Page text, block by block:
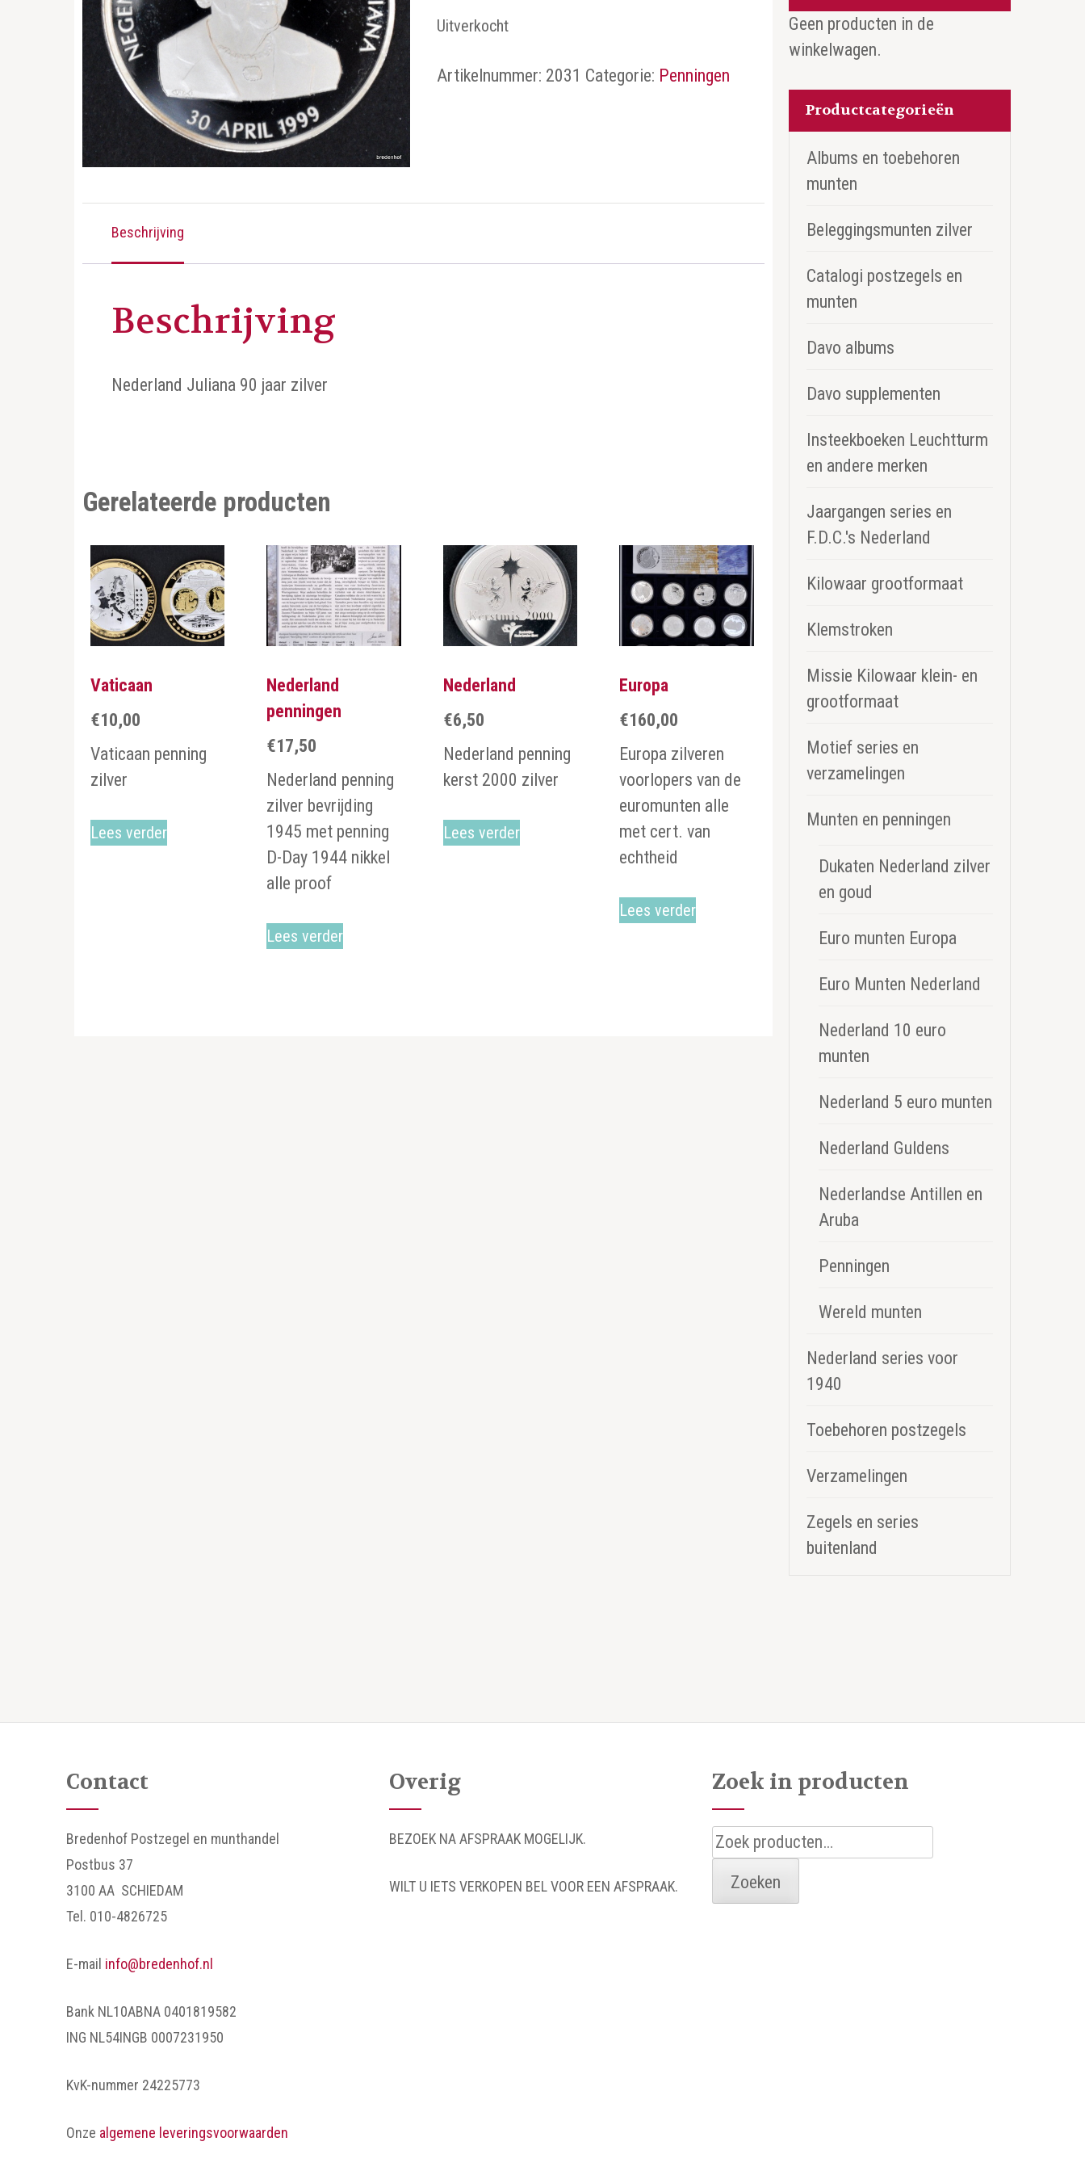
Uitverkocht
Artikelnummer: 2031 Categorie: Penningen
Beschrijving
Beschrijving
Nederland Juliana 90 jaar zilver
Gerelateerde producten
Vaticaan
€10,00
Vaticaan penning
zilver
Lees verder
Nederland
penningen
€17,50
Nederland penning
zilver bevrijding
1945 met penning
D-Day 1944 nikkel
alle proof
Lees verder
Nederland
€6,50
Nederland penning
kerst 2000 zilver
Lees verder
Europa
€160,00
Europa zilveren
voorlopers van de
euromunten alle
met cert. van
echtheid
Lees verder
Geen producten in de
winkelwagen.
Productcategorieën
Albums en toebehoren
munten
Beleggingsmunten zilver
Catalogi postzegels en
munten
Davo albums
Davo supplementen
Insteekboeken Leuchtturm
en andere merken
Jaargangen series en
F.D.C.'s Nederland
Kilowaar grootformaat
Klemstroken
Missie Kilowaar klein- en
grootformaat
Motief series en
verzamelingen
Munten en penningen
Dukaten Nederland zilver
en goud
Euro munten Europa
Euro Munten Nederland
Nederland 10 euro
munten
Nederland 5 euro munten
Nederland Guldens
Nederlandse Antillen en
Aruba
Penningen
Wereld munten
Nederland series voor
1940
Toebehoren postzegels
Verzamelingen
Zegels en series
buitenland
Contact
Bredenhof Postzegel en munthandel
Postbus 37
3100 AA SCHIEDAM
Tel. 010-4826725
E-mail info@bredenhof.nl
Bank NL10ABNA 0401819582
ING NL54INGB 0007231950
KvK-nummer 24225773
Onze algemene leveringsvoorwaarden
Overig
BEZOEK NA AFSPRAAK MOGELIJK.
WILT U IETS VERKOPEN BEL VOOR EEN AFSPRAAK.
Zoek in producten
Zoeken
naar:
Zoeken